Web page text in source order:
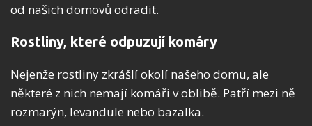
od našich domovů odradit.
Rostliny, které odpuzují komáry
Nejenže rostliny zkrášlí okolí našeho domu, ale
některé z nich nemají komáři v oblibě. Patří mezi ně
rozmarýn, levandule nebo bazalka.